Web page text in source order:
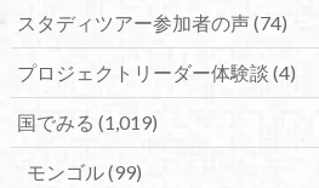
スタディツアー参加者の声(74)
プロジェクトリーダー体験談 (4)
国でみる (1,019)
モンゴル(99)